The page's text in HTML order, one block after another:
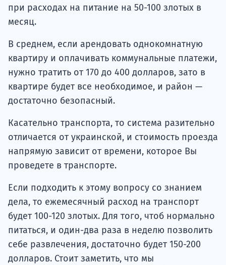
при расходах на питание на 50-100 злотых в
месяц.
В среднем, если арендовать однокомнатную
квартиру и оплачивать коммунальные платежи,
нужно тратить от 170 до 400 долларов, зато в
квартире будет все необходимое, и район —
достаточно безопасный.
Касательно транспорта, то система разительно
отличается от украинской, и стоимость проезда
напрямую зависит от времени, которое Вы
проведете в транспорте.
Если подходить к этому вопросу со знанием
дела, то ежемесячный расход на транспорт
будет 100-120 злотых. Для того, чтоб нормально
питаться, и один-два раза в неделю позволить
себе развлечения, достаточно будет 150-200
долларов. Стоит заметить, что мы